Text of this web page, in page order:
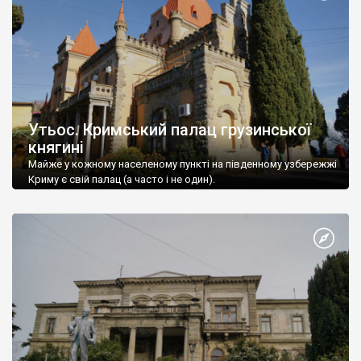
Утьос. Кримський палац грузинської
княгині
Майже у кожному населеному пункті на південному узбережжі
Криму є свій палац (а часто і не один).